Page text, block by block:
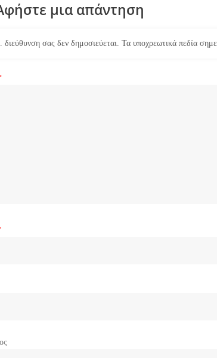
μια απάντηση
διεύθυνση σας δεν δημοσιεύεται. Τα υποχρεωτικά πεδία